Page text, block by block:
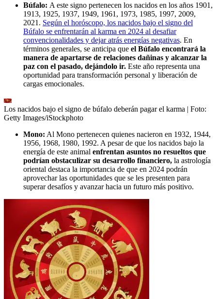
Búfalo: A este signo pertenecen los nacidos en los años 1901,
1913, 1925, 1937, 1949, 1961, 1973, 1985, 1997, 2009,
2021. Según el horóscopo, los nacidos bajo el signo del
Búfalo se enfrentarán al karma en 2024 al desafiar
convencionalidades y dejar atrás energías negativas. En
términos generales, se anticipa que el Búfalo encontrará la
manera de apartarse de relaciones dañinas y alcanzar la
paz con el pasado, dejándolo ir. Este año representa una
oportunidad para transformación personal y liberación de
cargas emocionales.
Los nacidos bajo el signo de búfalo deberán pagar el karma | Foto:
Getty Images/iStockphoto
Mono: Al Mono pertenecen quienes nacieron en 1932, 1944,
1956, 1968, 1980, 1992. A pesar de que los nacidos bajo la
energía de este animal enfrentan asuntos no resueltos que
podrían obstaculizar su desarrollo financiero, la astrología
oriental destaca la importancia de que en 2024 podrán
aprovechar las oportunidades que se les presenten para
superar desafíos y avanzar hacia un futuro más positivo.